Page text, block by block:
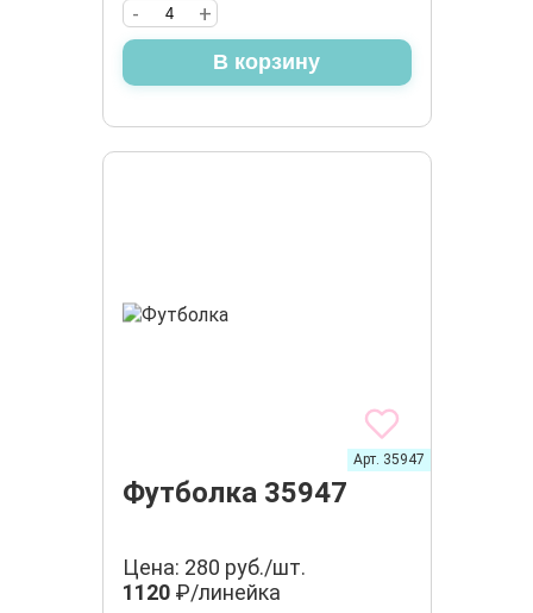
+
-
В корзину
Футболка 35947
Арт. 35947
Цена: 280 руб./шт.
1120₽/линейка